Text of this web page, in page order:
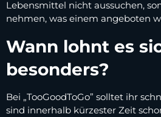
Lebensmittel nicht aussuchen,
nehmen, was einem angeboten
Wann lohnt es
besonders?
Bei „TooGoodToGo” solltet ihr
sind innerhalb kürzester Zeit